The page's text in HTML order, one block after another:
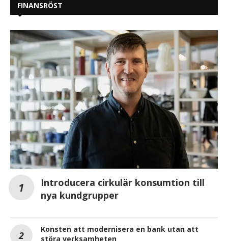
FINANSRÖST
Introducera cirkulär konsumtion till
nya kundgrupper
Konsten att modernisera en bank utan att
störa verksamheten